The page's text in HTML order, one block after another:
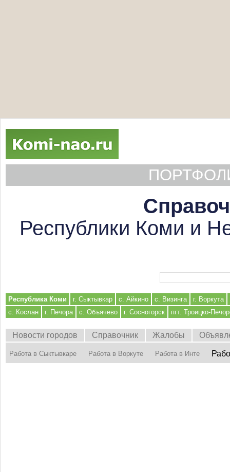
Республики Коми и
Республика Коми г. Сыктывкар с. Айкино с. Визинга
г. Воркута
с. Кослан
г. Печора с. Объячево г. Сосногорск пгт. Троицко-
Новости городов Справочник Жалобы
Работа в Сыктывкаре Работа в Воркуте Работа в Инте